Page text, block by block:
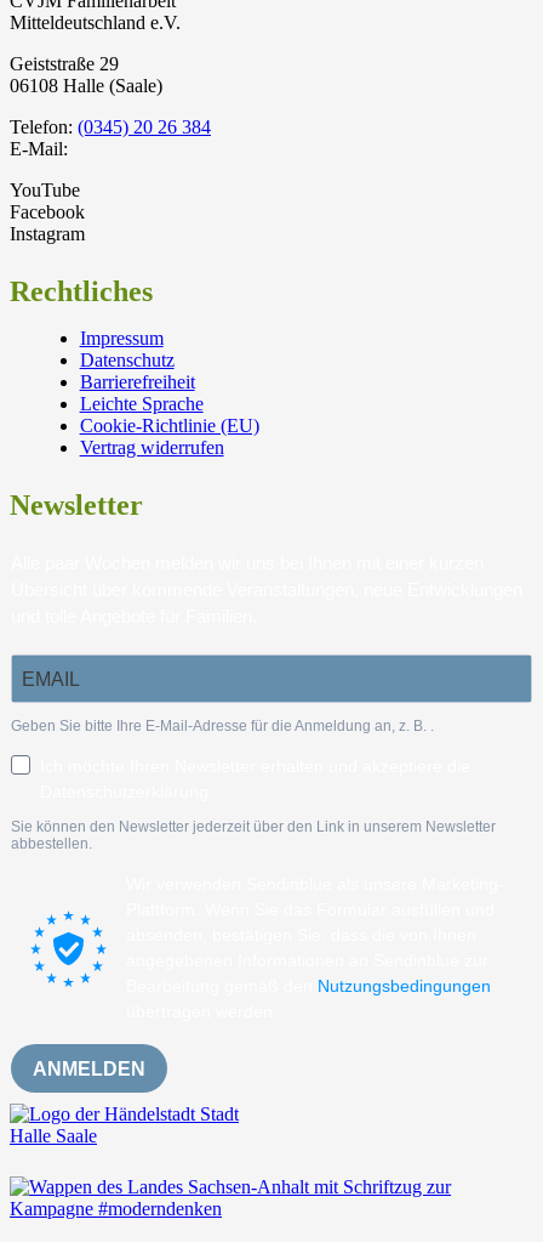
Mitteldeutschland e.V.
Geiststraße 29
06108 Halle (Saale)
Telefon: (0345) 20 26 384
E-Mail:
YouTube
Facebook
Instagram
Rechtliches
Impressum
Datenschutz
Barrierefreiheit
Leichte Sprache
Cookie-Richtlinie (EU)
Vertrag widerrufen
Newsletter
Geben Sie bitte Ihre E-Mail-Adresse für die Anmeldung an, z. B. .
Sie können den Newsletter jederzeit über den Link in unserem Newsletter
abbestellen.
Nutzungsbedingungen
ANMELDEN